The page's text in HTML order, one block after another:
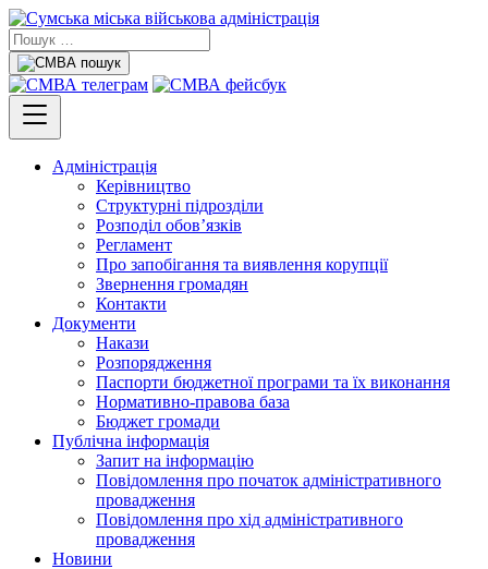
Адміністрація
Керівництво
Структурні підрозділи
Розподіл обов’язків
Регламент
Про запобігання та виявлення корупції
Звернення громадян
Контакти
Документи
Накази
Розпорядження
Паспорти бюджетної програми та їх виконання
Нормативно-правова база
Бюджет громади
Публічна інформація
Запит на інформацію
Повідомлення про початок адміністративного
провадження
Повідомлення про хід адміністративного
провадження
Новини